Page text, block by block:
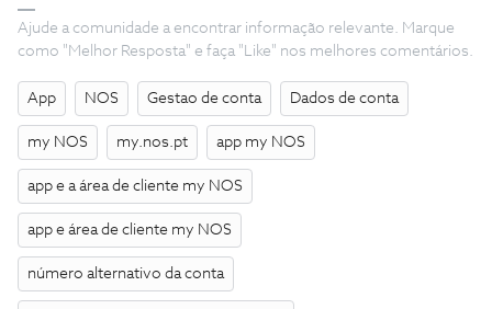
Ajude a comunidade a encontrar informação relevante. Marque
como "Melhor Resposta" e faça "Like" nos melhores comentários.
App NOS Gestao de conta Dados de conta
my NOS my.nos.pt app my NOS
app e a área de cliente my NOS
app e área de cliente my NOS
número alternativo da conta